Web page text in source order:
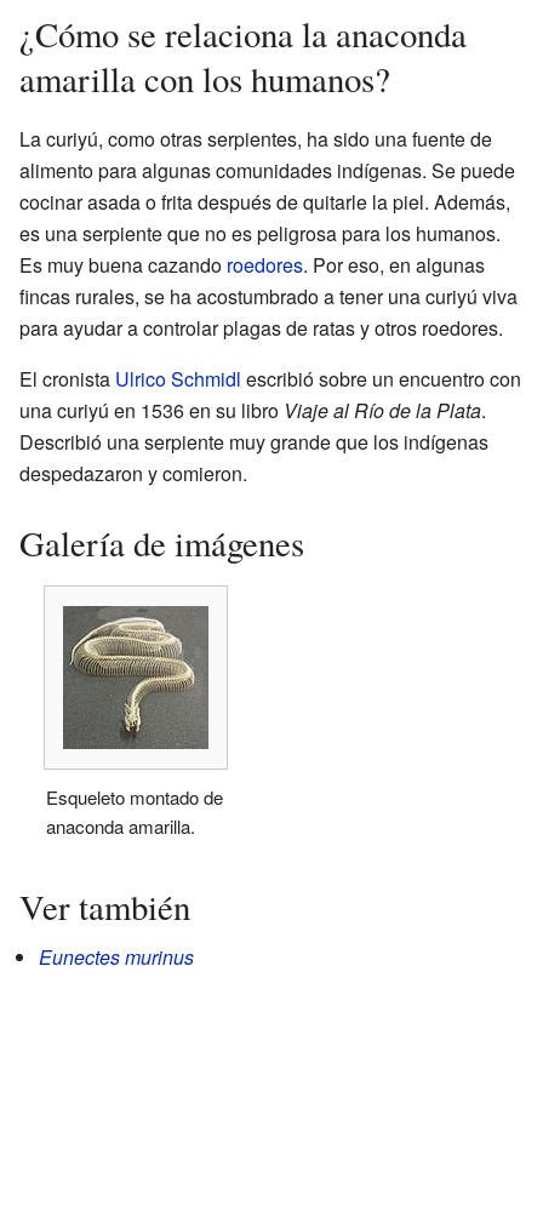
¿Cómo se relaciona la anaconda
amarilla con los humanos?
La curiyú, como otras serpientes, ha sido una fuente de
alimento para algunas comunidades indígenas. Se puede
cocinar asada o frita después de quitarle la piel. Además,
es una serpiente que no es peligrosa para los humanos.
Es muy buena cazando roedores. Por eso, en algunas
fincas rurales, se ha acostumbrado a tener una curiyú viva
para ayudar a controlar plagas de ratas y otros roedores.
El cronista Ulrico Schmidl escribió sobre un encuentro con
una curiyú en 1536 en su libro Viaje al Río de la Plata.
Describió una serpiente muy grande que los indígenas
despedazaron y comieron.
Galería de imágenes
Esqueleto montado de
anaconda amarilla.
Ver también
Eunectes murinus